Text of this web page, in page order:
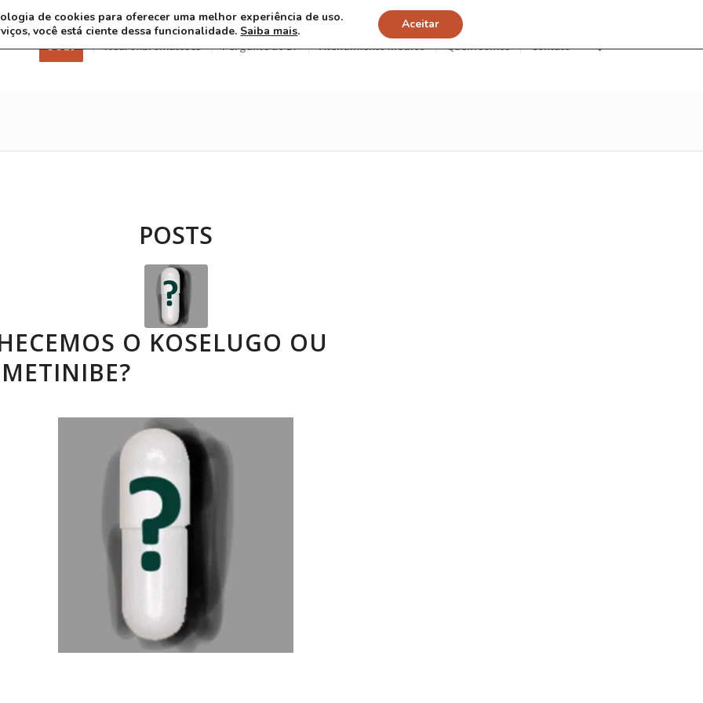
3 8 26 Neurofibromatoses Pergunte ao Dr Atendimento Médico Quem somos Contato
POSTS
O KOSELUGO OU
de cookies para oferecer uma melhor experiência de uso.
você está ciente dessa funcionalidade. Saiba mais. Aceitar